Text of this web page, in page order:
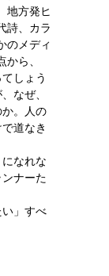
地方発ヒ
詩、カラ
メディ
ら、
しょう
なぜ、
。人の
道なき
なれな
ナーた
」すべ